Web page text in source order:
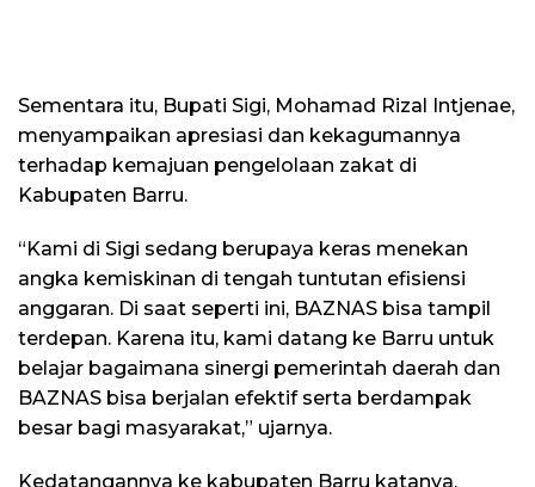
Sementara itu, Bupati Sigi, Mohamad Rizal Intjenae,
menyampaikan apresiasi dan kekagumannya
terhadap kemajuan pengelolaan zakat di
Kabupaten Barru.
“Kami di Sigi sedang berupaya keras menekan
angka kemiskinan di tengah tuntutan efisiensi
anggaran. Di saat seperti ini, BAZNAS bisa tampil
terdepan. Karena itu, kami datang ke Barru untuk
belajar bagaimana sinergi pemerintah daerah dan
BAZNAS bisa berjalan efektif serta berdampak
besar bagi masyarakat,” ujarnya.
Kedatangannya ke kabupaten Barru katanya,